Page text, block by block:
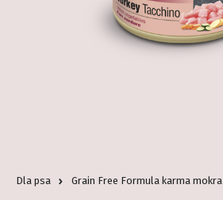
Dla psa Grain Free Formula karma mokra